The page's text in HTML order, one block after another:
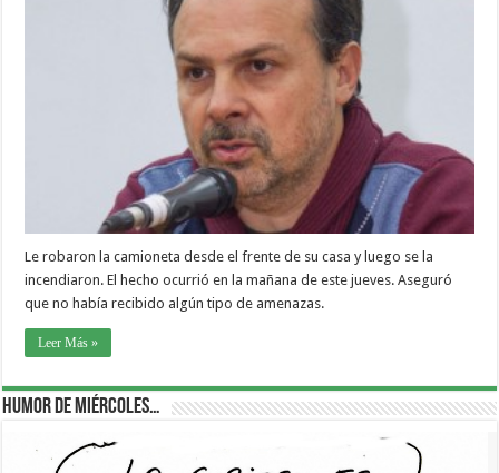
Le robaron la camioneta desde el frente de su casa y luego se la
incendiaron. El hecho ocurrió en la mañana de este jueves. Aseguró
que no había recibido algún tipo de amenazas.
Leer Más »
Humor de Miércoles…